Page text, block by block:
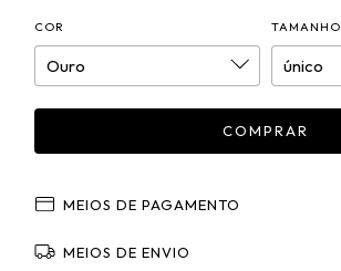
COR TAMANHO
MEIOS DE PAGAMENTO
MEIOS DE ENVIO